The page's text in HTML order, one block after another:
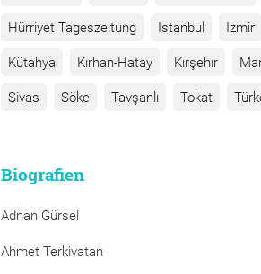
Hürriyet Tageszeitung Istanbul Izmir
Kütahya Kırhan-Hatay Kırşehır
Sivas Söke Tavşanlı Tokat
Biografien
Adnan Gürsel
Ahmet Terkivatan